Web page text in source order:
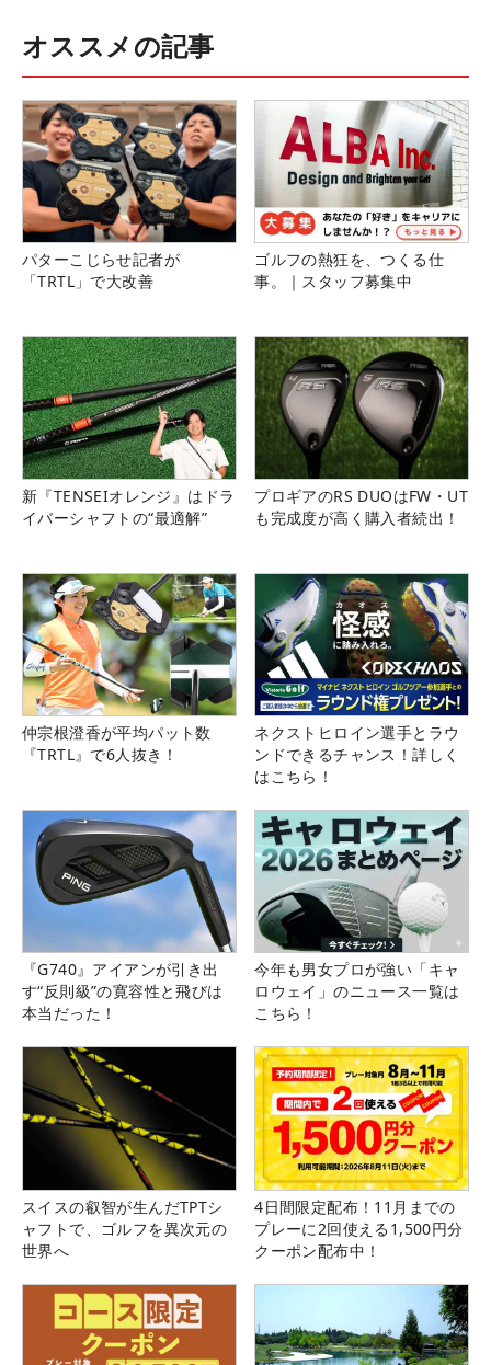
オススメの記事
パターこじらせ記者が
「TRTL」で大改善
ゴルフの熱狂を、つくる仕
事。｜スタッフ募集中
新『TENSEIオレンジ』はドラ
イバーシャフトの“最適解”
プロギアのRS DUOはFW・UT
も完成度が高く購入者続出！
仲宗根澄香が平均パット数
『TRTL』で6人抜き！
ネクストヒロイン選手とラウ
ンドできるチャンス！詳しく
はこちら！
『G740』アイアンが引き出
す“反則級”の寛容性と飛びは
本当だった！
今年も男女プロが強い「キャ
ロウェイ」のニュース一覧は
こちら！
スイスの叡智が生んだTPTシ
ャフトで、ゴルフを異次元の
世界へ
4日間限定配布！11月までの
プレーに2回使える1,500円分
クーポン配布中！